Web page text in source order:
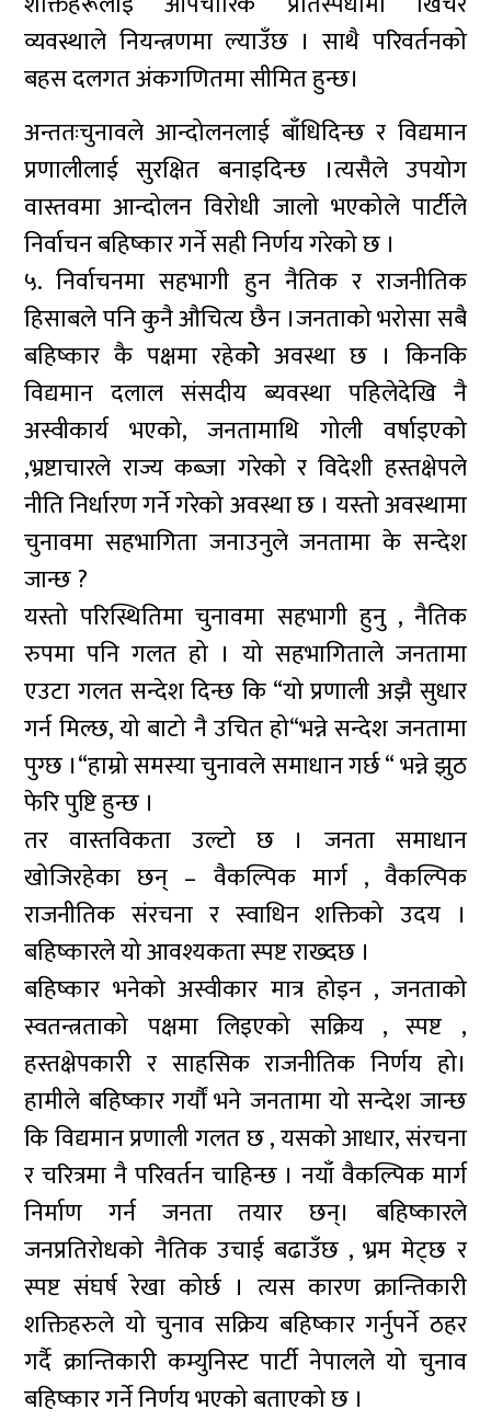
व्यवस्थाले नियन्त्रणमा ल्याउँछ । साथै परिवर्तनको
बहस दलगत अंकगणितमा सीमित हुन्छ।
अन्ततःचुनावले आन्दोलनलाई बाँधिदिन्छ र विद्यमान
प्रणालीलाई सुरक्षित बनाइदिन्छ ।त्यसैले उपयोग
वास्तवमा आन्दोलन विरोधी जालो भएकोले पार्टीले
निर्वाचन बहिष्कार गर्ने सही निर्णय गरेको छ ।
५. निर्वाचनमा सहभागी हुन नैतिक र राजनीतिक
हिसाबले पनि कुनै औचित्य छैन ।जनताको भरोसा सबै
बहिष्कार कै पक्षमा रहेकोे अवस्था छ । किनकि
विद्यमान दलाल संसदीय ब्यवस्था पहिलेदेखि नै
अस्वीकार्य भएको, जनतामाथि गोली वर्षाइएको
,भ्रष्टाचारले राज्य कब्जा गरेको र विदेशी हस्तक्षेपले
नीति निर्धारण गर्ने गरेको अवस्था छ । यस्तो अवस्थामा
चुनावमा सहभागिता जनाउनुले जनतामा के सन्देश
जान्छ ?
यस्तो परिस्थितिमा चुनावमा सहभागी हुनु , नैतिक
रुपमा पनि गलत हो । यो सहभागिताले जनतामा
एउटा गलत सन्देश दिन्छ कि “यो प्रणाली अझै सुधार
गर्न मिल्छ, यो बाटो नै उचित हो“भन्ने सन्देश जनतामा
पुग्छ ।“हाम्रो समस्या चुनावले समाधान गर्छ “ भन्ने झुठ
फेरि पुष्टि हुन्छ ।
तर वास्तविकता उल्टो छ । जनता समाधान
खोजिरहेका छन् – वैकल्पिक मार्ग , वैकल्पिक
राजनीतिक संरचना र स्वाधिन शक्तिको उदय ।
बहिष्कारले यो आवश्यकता स्पष्ट राख्दछ ।
बहिष्कार भनेको अस्वीकार मात्र होइन , जनताको
स्वतन्त्रताको पक्षमा लिइएको सक्रिय , स्पष्ट ,
हस्तक्षेपकारी र साहसिक राजनीतिक निर्णय हो।
हामीले बहिष्कार गर्यौं भने जनतामा यो सन्देश जान्छ
कि विद्यमान प्रणाली गलत छ , यसको आधार, संरचना
र चरित्रमा नै परिवर्तन चाहिन्छ । नयाँ वैकल्पिक मार्ग
निर्माण गर्न जनता तयार छन्। बहिष्कारले
जनप्रतिरोधको नैतिक उचाई बढाउँछ , भ्रम मेट्छ र
स्पष्ट संघर्ष रेखा कोर्छ । त्यस कारण क्रान्तिकारी
शक्तिहरुले यो चुनाव सक्रिय बहिष्कार गर्नुपर्ने ठहर
गर्दै क्रान्तिकारी कम्युनिस्ट पार्टी नेपालले यो चुनाव
बहिष्कार गर्ने निर्णय भएको बताएको छ ।